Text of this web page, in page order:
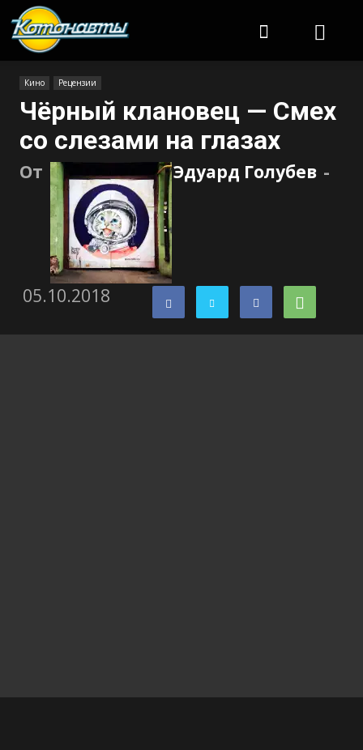
Кино Рецензии
Чёрный клановец — Смех
со слезами на глазах
От Эдуард Голубев -
05.10.2018